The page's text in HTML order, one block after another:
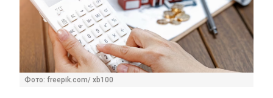
Фото: freepik.com/ xb100